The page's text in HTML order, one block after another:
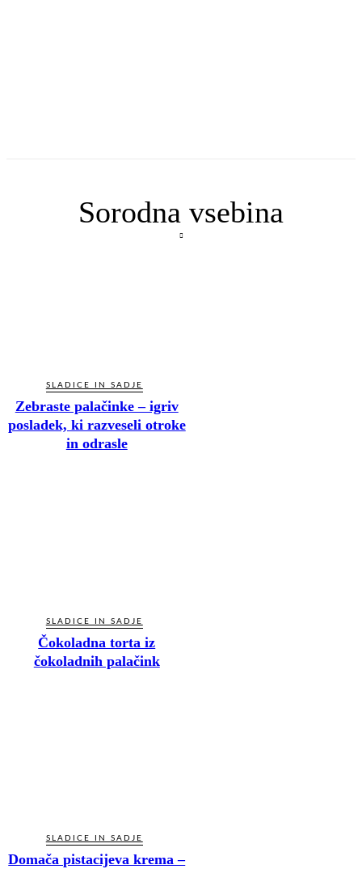
Sorodna vsebina
SLADICE IN SADJE
Zebraste palačinke – igriv
posladek, ki razveseli otroke
in odrasle
SLADICE IN SADJE
Čokoladna torta iz
čokoladnih palačink
SLADICE IN SADJE
Domača pistacijeva krema –